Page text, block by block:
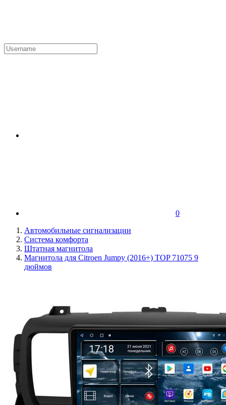
0
Автомобильные сигнализации
Система комфорта
Штатная магнитола
Магнитола для Citroen Jumpy (2016+) TOP 71075 9
дюймов